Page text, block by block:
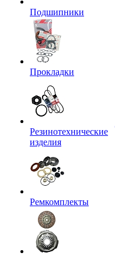
Подшипники
Прокладки
Резинотехнические
изделия
Ремкомплекты